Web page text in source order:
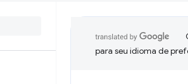
para seu idioma de